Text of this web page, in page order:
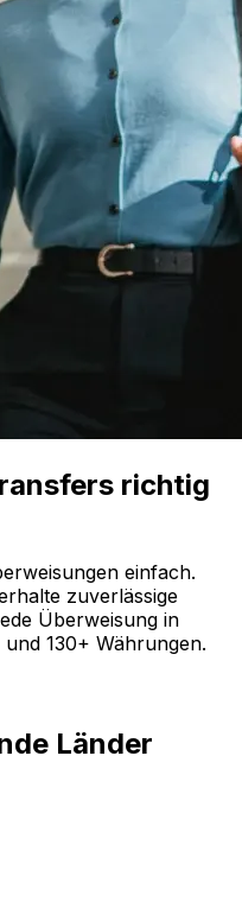
richtig
einfach.
zuverlässige
Überweisung in
130+ Währungen.
Länder